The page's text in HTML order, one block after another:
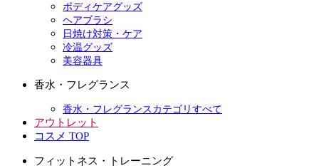
ボディケアグッズ
ヘアブラシ
日焼け対策・ケア
冷温グッズ
美容器具
香水・フレグランス
香水・フレグランスカテゴリすべて
アウトレット
コスメ TOP
フィットネス・トレーニング